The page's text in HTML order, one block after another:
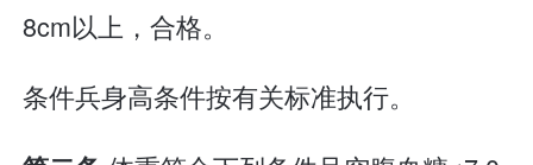
8cm以上，合格。
条件兵身高条件按有关标准执行。